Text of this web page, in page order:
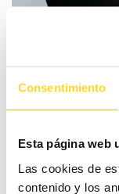
Consentimiento
Esta página web
Las cookies de
contenido y los
Grup